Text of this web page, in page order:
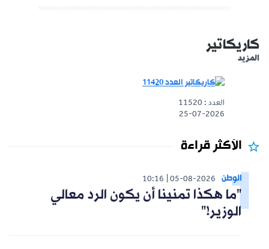
كاريكاتير
المزيد
العدد : 11520
25-07-2026
الأكثر قراءة
الوطن 05-08-2026
10:16
"ما هكذا تمنينا أن يكون الرد معالي
الوزير!"